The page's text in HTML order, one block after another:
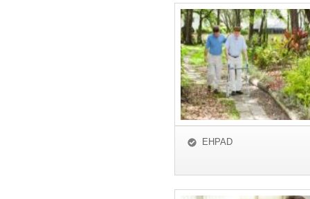
EHPAD